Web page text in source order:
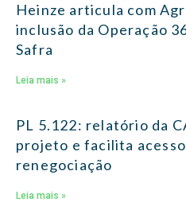
Heinze articula com
inclusão da Operação
Safra
Leia mais »
PL 5.122: relatório da
projeto e facilita
renegociação
Leia mais »